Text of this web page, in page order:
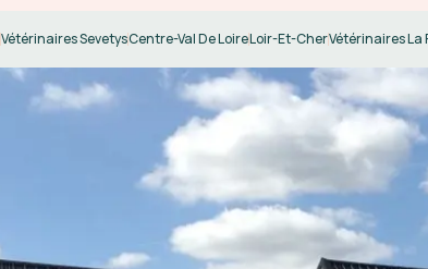
Vétérinaires SevetysCentre-Val De LoireLoir-Et-CherVétérinaires